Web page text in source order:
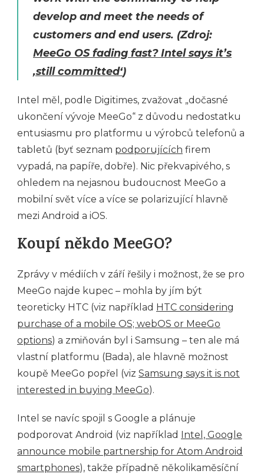
develop and meet the needs of
customers and end users. (Zdroj:
MeeGo OS fading fast? Intel says it’s
‚still committed‘)
Intel měl, podle Digitimes, zvažovat „dočasné
ukončení vývoje MeeGo“ z důvodu nedostatku
entusiasmu pro platformu u výrobců telefonů a
tabletů (byť seznam podporujících firem
vypadá, na papíře, dobře). Nic překvapivého, s
ohledem na nejasnou budoucnost MeeGo a
mobilní svět více a více se polarizující hlavně
mezi Android a iOS.
Koupí někdo MeeGO?
Zprávy v médiích v září řešily i možnost, že se pro
MeeGo najde kupec – mohla by jím být
teoreticky HTC (viz například HTC considering
purchase of a mobile OS; webOS or MeeGo
options) a zmiňován byl i Samsung – ten ale má
vlastní platformu (Bada), ale hlavně možnost
koupě MeeGo popřel (viz Samsung says it is not
interested in buying MeeGo).
Intel se navíc spojil s Google a plánuje
podporovat Android (viz například Intel, Google
announce mobile partnership for Atom Android
smartphones), takže případně několikaměsíční